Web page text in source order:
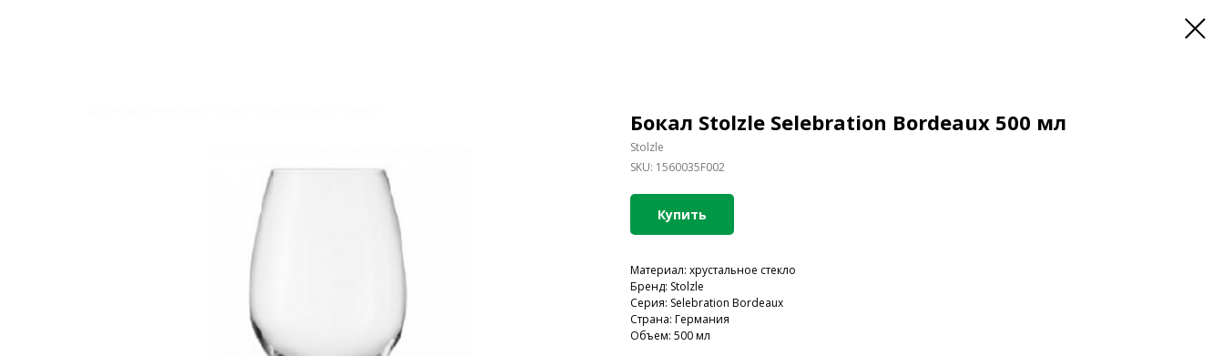
Бокал Stolzle Selebration Bordeaux 500 мл
Stolzle
SKU: 1560035F002
Купить
Материал: хрустальное стекло
Бренд: Stolzle
Серия: Selebration Bordeaux
Страна: Германия
Объем: 500 мл